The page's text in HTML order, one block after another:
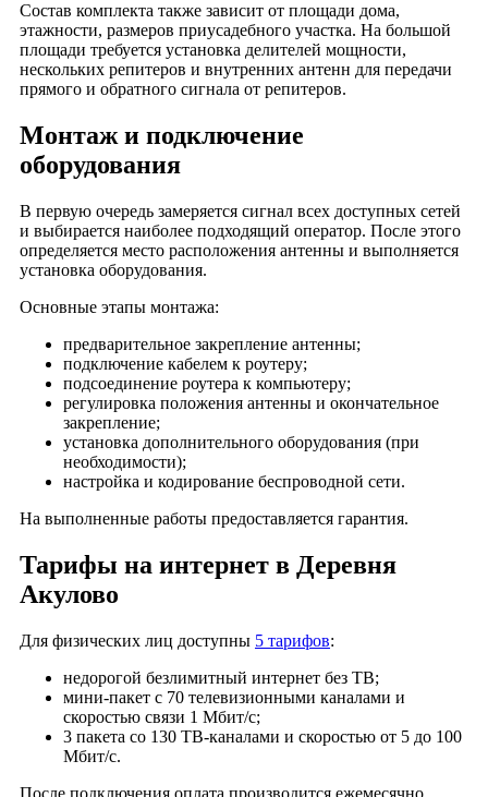
Состав комплекта также зависит от площади дома,
этажности, размеров приусадебного участка. На большой
площади требуется установка делителей мощности,
нескольких репитеров и внутренних антенн для передачи
прямого и обратного сигнала от репитеров.
Монтаж и подключение
оборудования
В первую очередь замеряется сигнал всех доступных сетей
и выбирается наиболее подходящий оператор. После этого
определяется место расположения антенны и выполняется
установка оборудования.
Основные этапы монтажа:
предварительное закрепление антенны;
подключение кабелем к роутеру;
подсоединение роутера к компьютеру;
регулировка положения антенны и окончательное
закрепление;
установка дополнительного оборудования (при
необходимости);
настройка и кодирование беспроводной сети.
На выполненные работы предоставляется гарантия.
Тарифы на интернет в Деревня
Акулово
Для физических лиц доступны 5 тарифов:
недорогой безлимитный интернет без ТВ;
мини-пакет с 70 телевизионными каналами и
скоростью связи 1 Мбит/с;
3 пакета со 130 ТВ-каналами и скоростью от 5 до 100
Мбит/с.
После подключения оплата производится ежемесячно.